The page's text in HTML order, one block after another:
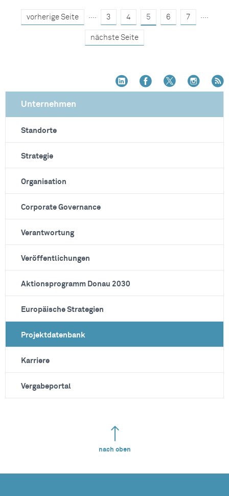
vorherige Seite .... 3 4 5 6 7 ....
nächste Seite
Unternehmen
Standorte
Strategie
Organisation
Corporate Governance
Verantwortung
Veröffentlichungen
Aktionsprogramm Donau 2030
Europäische Strategien
Projektdatenbank
Karriere
Vergabeportal
nach oben